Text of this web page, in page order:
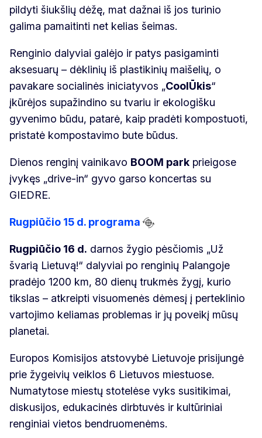
pildyti šiukšlių dėžę, mat dažnai iš jos turinio
galima pamaitinti net kelias šeimas.
Renginio dalyviai galėjo ir patys pasigaminti
aksesuarų – dėklinių iš plastikinių maišelių, o
pavakare socialinės iniciatyvos „CoolŪkis“
įkūrėjos supažindino su tvariu ir ekologišku
gyvenimo būdu, patarė, kaip pradėti kompostuoti,
pristatė kompostavimo bute būdus.
Dienos renginį vainikavo BOOM park prieigose
įvykęs „drive-in“ gyvo garso koncertas su
GIEDRE.
Rugpiūčio 15 d. programa
Rugpiūčio 16 d. darnos žygio pėsčiomis „Už
švarią Lietuvą!“ dalyviai po renginių Palangoje
pradėjo 1200 km, 80 dienų trukmės žygį, kurio
tikslas – atkreipti visuomenės dėmesį į perteklinio
vartojimo keliamas problemas ir jų poveikį mūsų
planetai.
Europos Komisijos atstovybė Lietuvoje prisijungė
prie žygeivių veiklos 6 Lietuvos miestuose.
Numatytose miestų stotelėse vyks susitikimai,
diskusijos, edukacinės dirbtuvės ir kultūriniai
renginiai vietos bendruomenėms.